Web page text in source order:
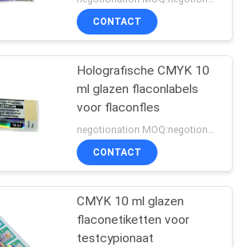
van het
45
CONTACT
Holografische CMYK 10
ml glazen flaconlabels
voor flaconfles
negotionation MOQ:negotionation
CONTACT
CMYK 10 ml glazen
flaconetiketten voor
testcypionaat